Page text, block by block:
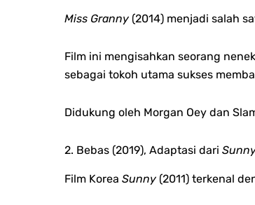
Miss Granny (2014) menjadi salah
Film ini mengisahkan seorang
sebagai tokoh utama sukses
Didukung oleh Morgan Oey dan
2. Bebas (2019), Adaptasi dari
Film Korea Sunny (2011) terkenal